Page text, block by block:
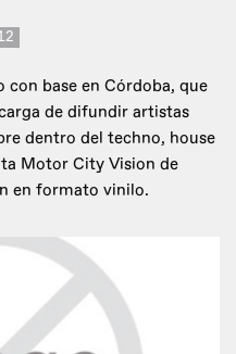
con base en Córdoba, que
de difundir artistas
dentro del techno, house
Motor City Vision de
en formato vinilo.